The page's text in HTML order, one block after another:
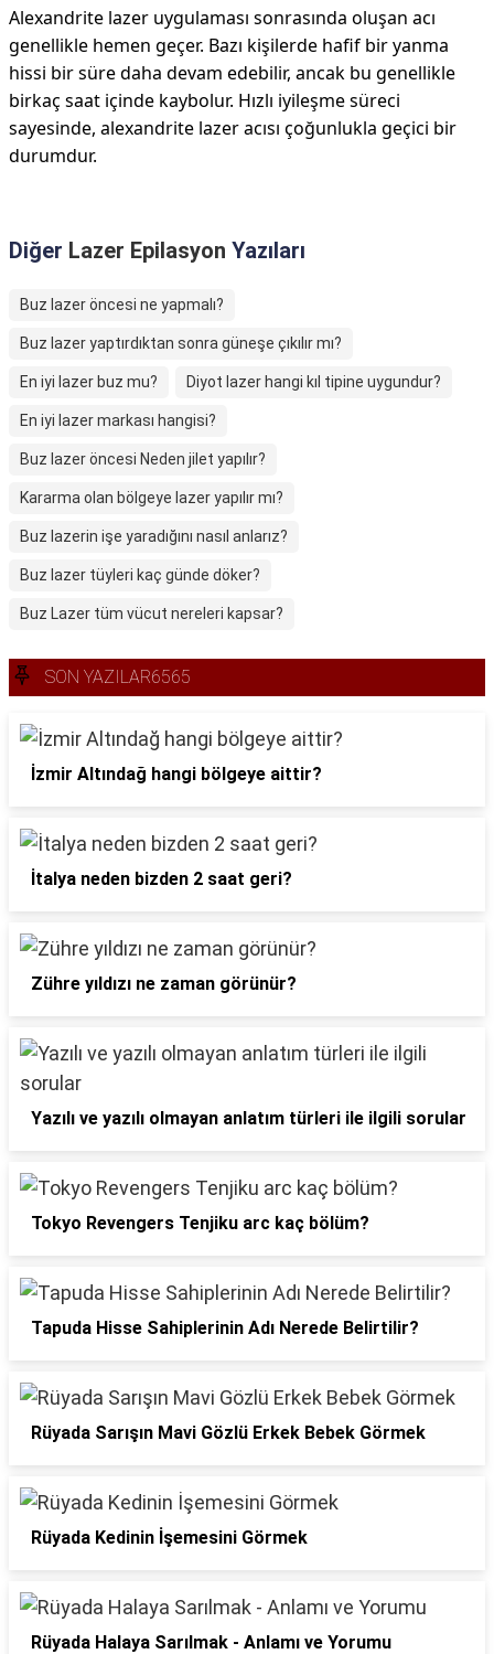
Alexandrite lazer uygulaması sonrasında oluşan acı
genellikle hemen geçer. Bazı kişilerde hafif bir yanma
hissi bir süre daha devam edebilir, ancak bu genellikle
birkaç saat içinde kaybolur. Hızlı iyileşme süreci
sayesinde, alexandrite lazer acısı çoğunlukla geçici bir
durumdur.
Diğer Lazer Epilasyon Yazıları
Buz lazer öncesi ne yapmalı?
Buz lazer yaptırdıktan sonra güneşe çıkılır mı?
En iyi lazer buz mu? Diyot lazer hangi kıl tipine uygundur?
En iyi lazer markası hangisi?
Buz lazer öncesi Neden jilet yapılır?
Kararma olan bölgeye lazer yapılır mı?
Buz lazerin işe yaradığını nasıl anlarız?
Buz lazer tüyleri kaç günde döker?
Buz Lazer tüm vücut nereleri kapsar?
SON YAZILAR6565
İzmir Altındağ hangi bölgeye aittir?
İtalya neden bizden 2 saat geri?
Zühre yıldızı ne zaman görünür?
Yazılı ve yazılı olmayan anlatım türleri ile ilgili sorular
Tokyo Revengers Tenjiku arc kaç bölüm?
Tapuda Hisse Sahiplerinin Adı Nerede Belirtilir?
Rüyada Sarışın Mavi Gözlü Erkek Bebek Görmek
Rüyada Kedinin İşemesini Görmek
Rüyada Halaya Sarılmak - Anlamı ve Yorumu